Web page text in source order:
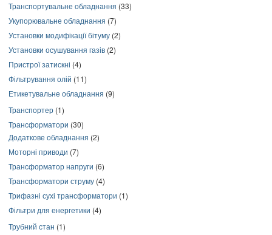
Транспортувальне обладнання (33)
Укупорювальне обладнання (7)
Установки модифікації бітуму (2)
Установки осушування газів (2)
Пристрої затискні (4)
Фільтрування олій (11)
Етикетувальне обладнання (9)
Транспортер (1)
Трансформатори (30)
Додаткове обладнання (2)
Моторні приводи (7)
Трансформатор напруги (6)
Трансформатори струму (4)
Трифазні сухі трансформатори (1)
Фільтри для енергетики (4)
Трубний стан (1)